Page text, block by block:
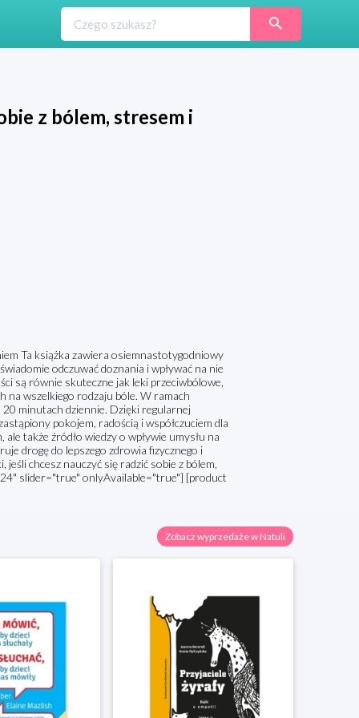
z bólem, stresem i
Ta książka zawiera osiemnastotygodniowy
odczuwać doznania i wpływać na nie
są równie skuteczne jak leki przeciwbólowe,
na wszelkiego rodzaju bóle. W ramach
minutach dziennie. Dzięki regularnej
pokojem, radością i współczuciem dla
także źródło wiedzy o wpływie umysłu na
drogę do lepszego zdrowia fizycznego i
chcesz nauczyć się radzić sobie z bólem,
slider="true" onlyAvailable="true"] [product
Zobacz wyprzedaże w Natuli